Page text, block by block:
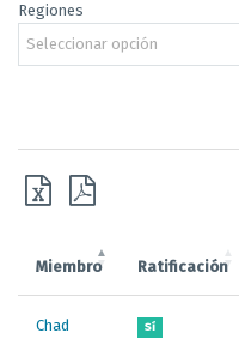
Regiones
Seleccionar opción
Miembro Ratificación
Chad Sí